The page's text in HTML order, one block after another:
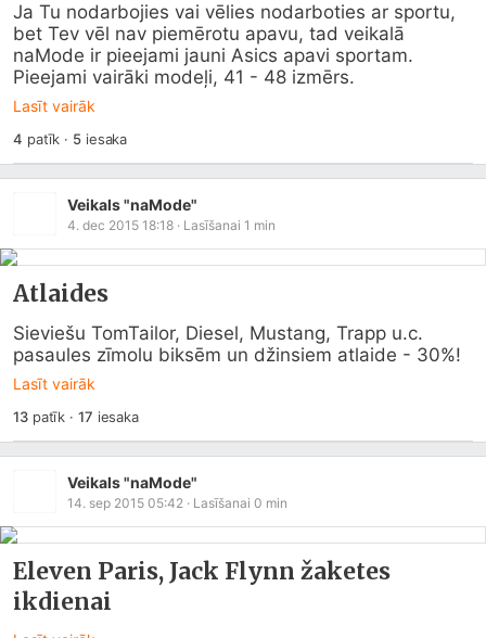
Ja Tu nodarbojies vai vēlies nodarboties ar sportu,
bet Tev vēl nav piemērotu apavu, tad veikalā
naMode ir pieejami jauni Asics apavi sportam.
Pieejami vairāki modeļi, 41 - 48 izmērs.
Lasīt vairāk
4 patīk · 5iesaka
Veikals "naMode"
4. dec 2015 18:18 · Lasīšanai 1 min
Atlaides
Sieviešu TomTailor, Diesel, Mustang, Trapp u.c.
pasaules zīmolu biksēm un džinsiem atlaide - 30%!
Lasīt vairāk
13patīk · 17 iesaka
Veikals "naMode"
14. sep 2015 05:42 · Lasīšanai 0 min
Eleven Paris, Jack Flynn žaketes
ikdienai